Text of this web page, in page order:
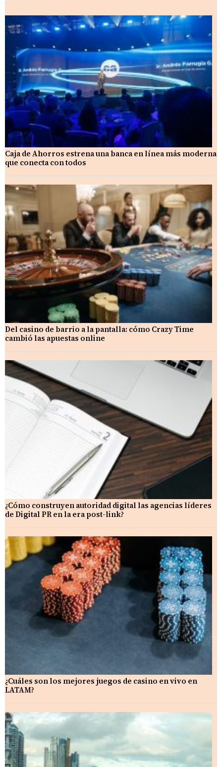
Caja de Ahorros estrena una banca en línea más moderna
que conecta con todos
Del casino de barrio a la pantalla: cómo Crazy Time
cambió las apuestas online
¿Cómo construyen autoridad digital las agencias líderes
de Digital PR en la era post-link?
¿Cuáles son los mejores juegos de casino en vivo en
LATAM?